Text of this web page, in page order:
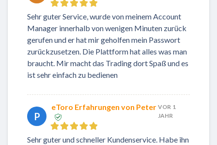
Sehr guter Service, wurde von meinem Account
Manager innerhalb von wenigen Minuten zurück
gerufen und er hat mir geholfen mein Passwort
zurückzusetzen. Die Plattform hat alles was man
braucht. Mir macht das Trading dort Spaß und es
ist sehr einfach zu bedienen
P
eToro Erfahrungen von Peter VOR 1
JAHR
Sehr guter und schneller Kundenservice. Habe ihn